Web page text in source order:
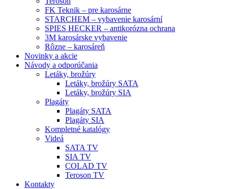
FK Teknik – pre karosárne
STARCHEM – vybavenie karosární
SPIES HECKER – antikorózna ochrana
3M karosárske vybavenie
Rôzne – karosáreň
Novinky a akcie
Návody a odporúčania
Letáky, brožúry
Letáky, brožúry SATA
Letáky, brožúry SIA
Plagáty
Plagáty SATA
Plagáty SIA
Kompletné katalógy
Videá
SATA TV
SIA TV
COLAD TV
Teroson TV
Kontakty